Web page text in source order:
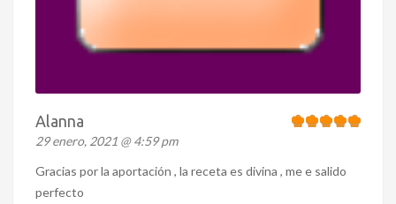
Alanna
29 enero, 2021 @ 4:59 pm
Gracias por la aportación , la receta es divina , me e salido
perfecto